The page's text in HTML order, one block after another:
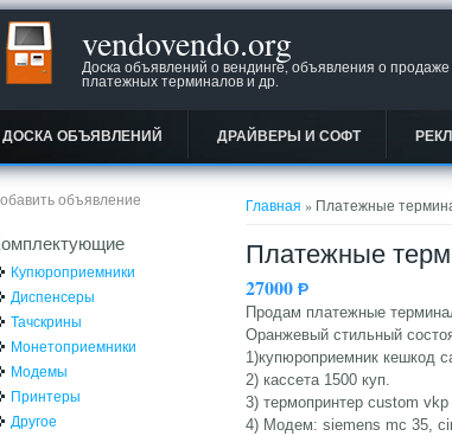
vendovendo.org
Доска объявлений о вендинге, объявления о продаже
платежных терминалов и др.
ДОСКА ОБЪЯВЛЕНИЙ ДРАЙВЕРЫ И СОФТ
Вы здесь
Главная » Платежные
Платежные
27000Ᵽ
Продам платежные
Оранжевый стильный
1)купюроприемник кешкод
2) кассета 1500 куп.
3) термопринтер custom vkp
4) Модем: siemens mc 35,
объявление
Купюроприемники
Диспенсеры
Тачскрины
Монетоприемники
Модемы
Принтеры
Другое